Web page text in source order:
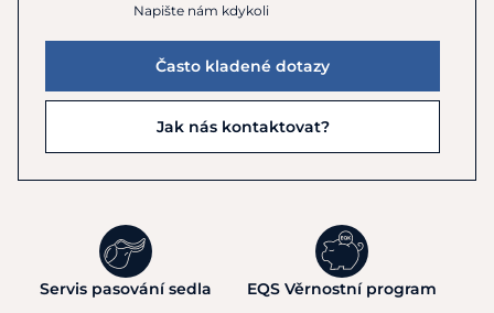
Napište nám kdykoli
Často kladené dotazy
Jak nás kontaktovat?
Servis pasování sedla EQS Věrnostní program